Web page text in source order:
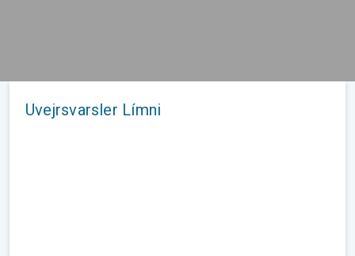
Uvejrsvarsler Límni